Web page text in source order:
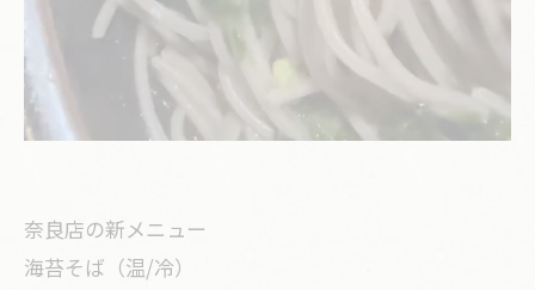
奈良店の新メニュー
海苔そば（温/冷）